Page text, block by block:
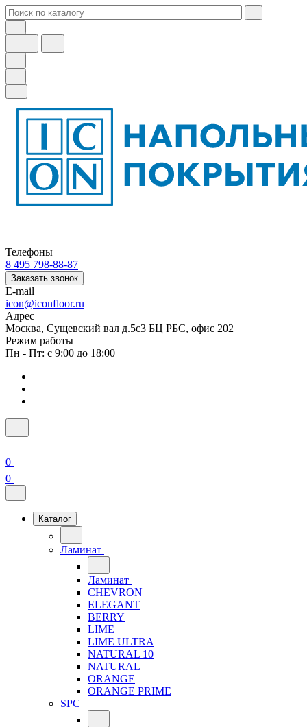
Телефоны
8 495 798-88-87
Заказать звонок
E-mail
icon@iconfloor.ru
Адрес
Москва, Сущевский вал д.5с3 БЦ РБС, офис 202
Режим работы
Пн - Пт: с 9:00 до 18:00
0
0
Каталог
Ламинат
Ламинат
CHEVRON
ELEGANT
BERRY
LIME
LIME ULTRA
NATURAL 10
NATURAL
ORANGE
ORANGE PRIME
SPC